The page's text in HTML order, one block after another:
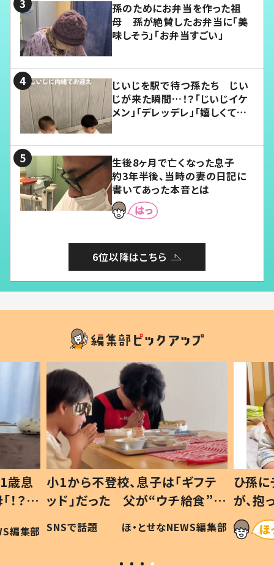
孫のためにお弁当を作った祖
母 孫が絶賛したお弁当に「美
味しそう」「お弁当すごい」
じいじを駅で待つ孫たち じい
じが来た瞬間…！？「じいじイケ
メン」「デレッデレ」「嬉しくて可
生後8ヶ月で亡くなった息子
約3年半後、当時の妻の日記に
書いてあった本音とは
6位以降はこちら
、息子は「ギフテ
父が“ウチ給食”を
由とは #令和の親
ほ・とせなNEWS編集部
ひ孫にデレデレな80歳じ
が、抱っこすると…ひ孫の
「涙が出ました」「可愛く
い」
ほ・とせな